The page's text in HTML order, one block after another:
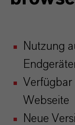
Nutzung
Verfügbar
Webseite
Neue